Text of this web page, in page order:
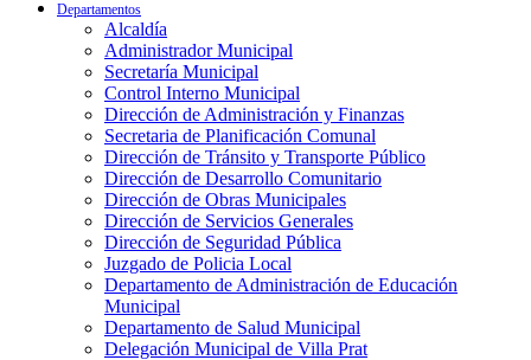
Departamentos
Alcaldía
Administrador Municipal
Secretaría Municipal
Control Interno Municipal
Dirección de Administración y Finanzas
Secretaria de Planificación Comunal
Dirección de Tránsito y Transporte Público
Dirección de Desarrollo Comunitario
Dirección de Obras Municipales
Dirección de Servicios Generales
Dirección de Seguridad Pública
Juzgado de Policia Local
Departamento de Administración de Educación
Municipal
Departamento de Salud Municipal
Delegación Municipal de Villa Prat